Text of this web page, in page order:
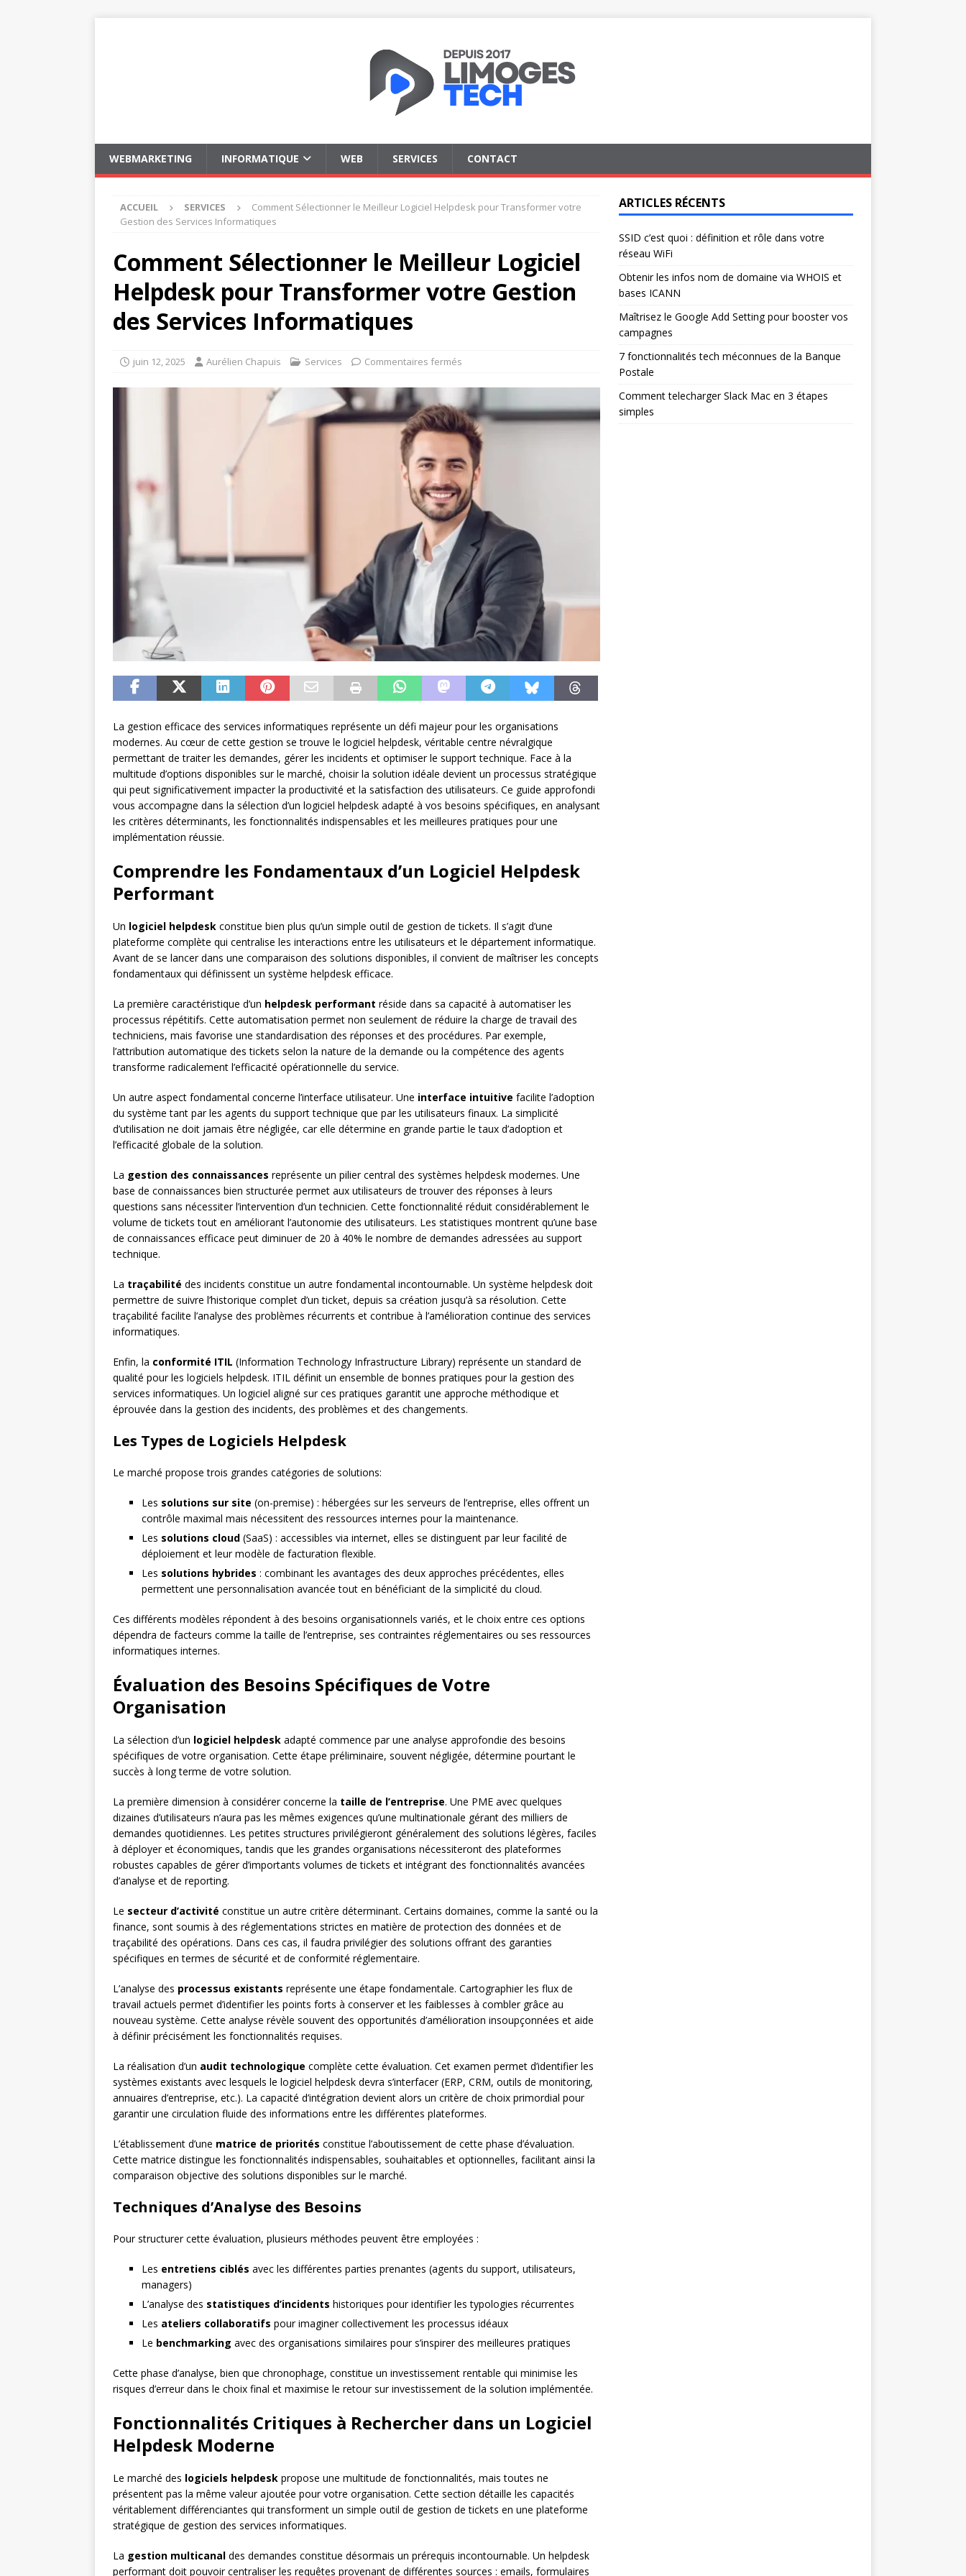
WEBMARKETING INFORMATIQUE WEB SERVICES CONTACT
ACCUEIL SERVICES
Comment Sélectionner le Meilleur Logiciel Helpdesk pour Transformer votre
Gestion des Services Informatiques
Comment Sélectionner le Meilleur Logiciel
Helpdesk pour Transformer votre Gestion
des Services Informatiques
juin 12, 2025 Aurélien Chapuis Services Commentaires fermés
La gestion efficace des services informatiques représente un défi majeur pour les organisations
modernes. Au cœur de cette gestion se trouve le logiciel helpdesk, véritable centre névralgique
permettant de traiter les demandes, gérer les incidents et optimiser le support technique. Face à la
multitude d’options disponibles sur le marché, choisir la solution idéale devient un processus stratégique
qui peut significativement impacter la productivité et la satisfaction des utilisateurs. Ce guide approfondi
vous accompagne dans la sélection d’un logiciel helpdesk adapté à vos besoins spécifiques, en analysant
les critères déterminants, les fonctionnalités indispensables et les meilleures pratiques pour une
implémentation réussie.
Comprendre les Fondamentaux d’un Logiciel Helpdesk
Performant
Un logiciel helpdesk constitue bien plus qu’un simple outil de gestion de tickets. Il s’agit d’une
plateforme complète qui centralise les interactions entre les utilisateurs et le département informatique.
Avant de se lancer dans une comparaison des solutions disponibles, il convient de maîtriser les concepts
fondamentaux qui définissent un système helpdesk efficace.
La première caractéristique d’un helpdesk performant réside dans sa capacité à automatiser les
processus répétitifs. Cette automatisation permet non seulement de réduire la charge de travail des
techniciens, mais favorise une standardisation des réponses et des procédures. Par exemple,
l’attribution automatique des tickets selon la nature de la demande ou la compétence des agents
transforme radicalement l’efficacité opérationnelle du service.
Un autre aspect fondamental concerne l’interface utilisateur. Une interface intuitive facilite l’adoption
du système tant par les agents du support technique que par les utilisateurs finaux. La simplicité
d’utilisation ne doit jamais être négligée, car elle détermine en grande partie le taux d’adoption et
l’efficacité globale de la solution.
La gestion des connaissances représente un pilier central des systèmes helpdesk modernes. Une
base de connaissances bien structurée permet aux utilisateurs de trouver des réponses à leurs
questions sans nécessiter l’intervention d’un technicien. Cette fonctionnalité réduit considérablement le
volume de tickets tout en améliorant l’autonomie des utilisateurs. Les statistiques montrent qu’une base
de connaissances efficace peut diminuer de 20 à 40% le nombre de demandes adressées au support
technique.
La traçabilité des incidents constitue un autre fondamental incontournable. Un système helpdesk doit
permettre de suivre l’historique complet d’un ticket, depuis sa création jusqu’à sa résolution. Cette
traçabilité facilite l’analyse des problèmes récurrents et contribue à l’amélioration continue des services
informatiques.
Enfin, la conformité ITIL (Information Technology Infrastructure Library) représente un standard de
qualité pour les logiciels helpdesk. ITIL définit un ensemble de bonnes pratiques pour la gestion des
services informatiques. Un logiciel aligné sur ces pratiques garantit une approche méthodique et
éprouvée dans la gestion des incidents, des problèmes et des changements.
Les Types de Logiciels Helpdesk
Le marché propose trois grandes catégories de solutions:
Les solutions sur site (on-premise) : hébergées sur les serveurs de l’entreprise, elles offrent un
contrôle maximal mais nécessitent des ressources internes pour la maintenance.
Les solutions cloud (SaaS) : accessibles via internet, elles se distinguent par leur facilité de
déploiement et leur modèle de facturation flexible.
Les solutions hybrides : combinant les avantages des deux approches précédentes, elles
permettent une personnalisation avancée tout en bénéficiant de la simplicité du cloud.
Ces différents modèles répondent à des besoins organisationnels variés, et le choix entre ces options
dépendra de facteurs comme la taille de l’entreprise, ses contraintes réglementaires ou ses ressources
informatiques internes.
Évaluation des Besoins Spécifiques de Votre
Organisation
La sélection d’un logiciel helpdesk adapté commence par une analyse approfondie des besoins
spécifiques de votre organisation. Cette étape préliminaire, souvent négligée, détermine pourtant le
succès à long terme de votre solution.
La première dimension à considérer concerne la taille de l’entreprise. Une PME avec quelques
dizaines d’utilisateurs n’aura pas les mêmes exigences qu’une multinationale gérant des milliers de
demandes quotidiennes. Les petites structures privilégieront généralement des solutions légères, faciles
à déployer et économiques, tandis que les grandes organisations nécessiteront des plateformes
robustes capables de gérer d’importants volumes de tickets et intégrant des fonctionnalités avancées
d’analyse et de reporting.
Le secteur d’activité constitue un autre critère déterminant. Certains domaines, comme la santé ou la
finance, sont soumis à des réglementations strictes en matière de protection des données et de
traçabilité des opérations. Dans ces cas, il faudra privilégier des solutions offrant des garanties
spécifiques en termes de sécurité et de conformité réglementaire.
L’analyse des processus existants représente une étape fondamentale. Cartographier les flux de
travail actuels permet d’identifier les points forts à conserver et les faiblesses à combler grâce au
nouveau système. Cette analyse révèle souvent des opportunités d’amélioration insoupçonnées et aide
à définir précisément les fonctionnalités requises.
La réalisation d’un audit technologique complète cette évaluation. Cet examen permet d’identifier les
systèmes existants avec lesquels le logiciel helpdesk devra s’interfacer (ERP, CRM, outils de monitoring,
annuaires d’entreprise, etc.). La capacité d’intégration devient alors un critère de choix primordial pour
garantir une circulation fluide des informations entre les différentes plateformes.
L’établissement d’une matrice de priorités constitue l’aboutissement de cette phase d’évaluation.
Cette matrice distingue les fonctionnalités indispensables, souhaitables et optionnelles, facilitant ainsi la
comparaison objective des solutions disponibles sur le marché.
Techniques d’Analyse des Besoins
Pour structurer cette évaluation, plusieurs méthodes peuvent être employées :
Les entretiens ciblés avec les différentes parties prenantes (agents du support, utilisateurs,
managers)
L’analyse des statistiques d’incidents historiques pour identifier les typologies récurrentes
Les ateliers collaboratifs pour imaginer collectivement les processus idéaux
Le benchmarking avec des organisations similaires pour s’inspirer des meilleures pratiques
Cette phase d’analyse, bien que chronophage, constitue un investissement rentable qui minimise les
risques d’erreur dans le choix final et maximise le retour sur investissement de la solution implémentée.
Fonctionnalités Critiques à Rechercher dans un Logiciel
Helpdesk Moderne
Le marché des logiciels helpdesk propose une multitude de fonctionnalités, mais toutes ne
présentent pas la même valeur ajoutée pour votre organisation. Cette section détaille les capacités
véritablement différenciantes qui transforment un simple outil de gestion de tickets en une plateforme
stratégique de gestion des services informatiques.
La gestion multicanal des demandes constitue désormais un prérequis incontournable. Un helpdesk
performant doit pouvoir centraliser les requêtes provenant de différentes sources : emails, formulaires
ARTICLES RÉCENTS
SSID c’est quoi : définition et rôle dans votre
réseau WiFi
Obtenir les infos nom de domaine via WHOIS et
bases ICANN
Maîtrisez le Google Add Setting pour booster vos
campagnes
7 fonctionnalités tech méconnues de la Banque
Postale
Comment telecharger Slack Mac en 3 étapes
simples